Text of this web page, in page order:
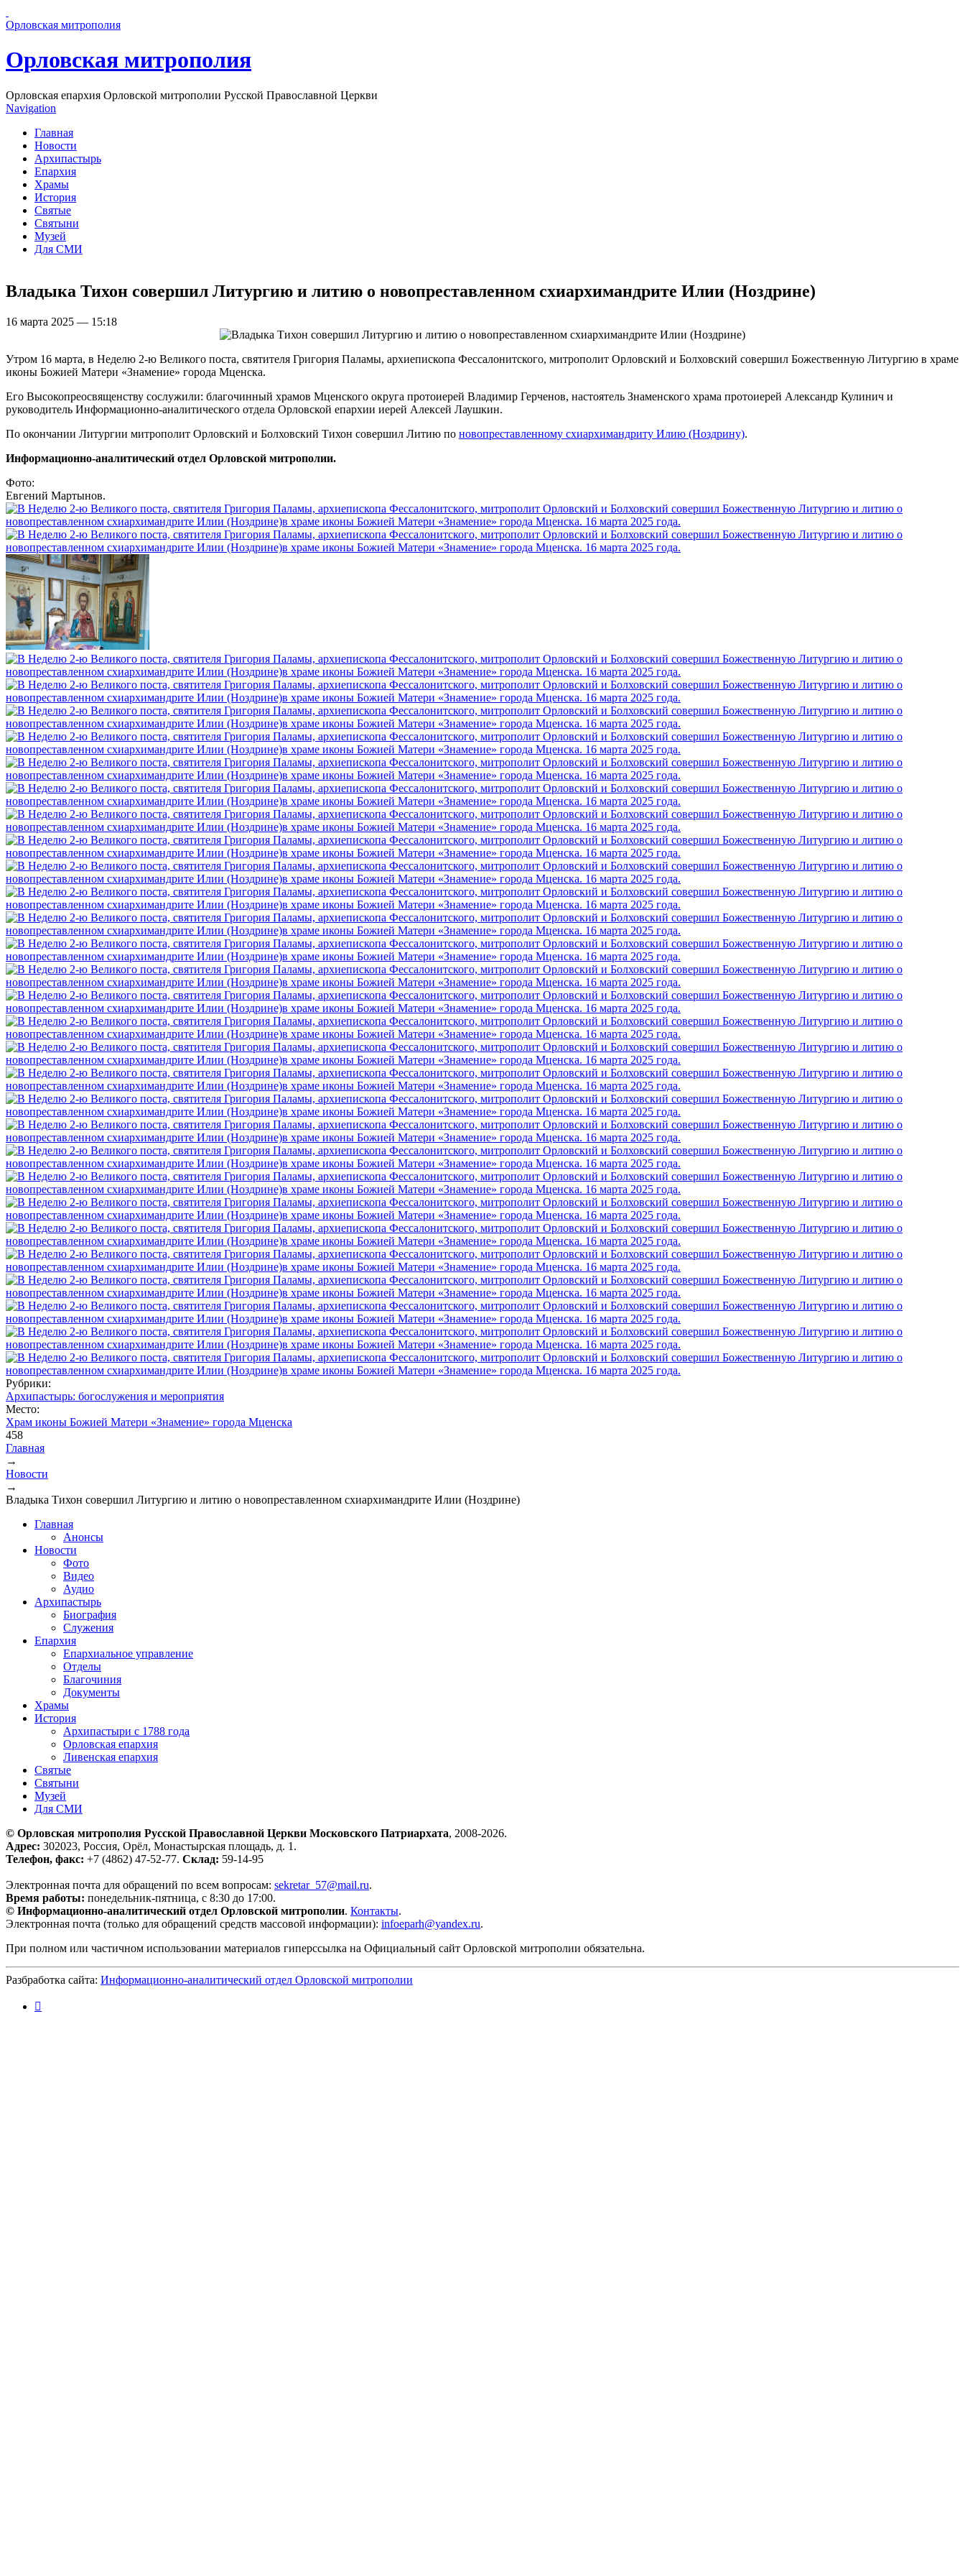
Орловская митрополия
Орловская митрополия
Орловская епархия Орловской митрополии Русской Православной Церкви
Navigation
Главная
Новости
Архипастырь
Епархия
Храмы
История
Святые
Святыни
Музей
Для СМИ
Владыка Тихон совершил Литургию и литию о новопреставленном схиархимандрите Илии (Ноздрине)
16 марта 2025 — 15:18
Утром 16 марта, в Неделю 2-ю Великого поста, святителя Григория Паламы, архиепископа Фессалонитского, митрополит Орловский и Болховский совершил Божественную Литургию в храме
иконы Божией Матери «Знамение» города Мценска.
Его Высокопреосвященству сослужили: благочинный храмов Мценского округа протоиерей Владимир Герченов, настоятель Знаменского храма протоиерей Александр Кулинич и
руководитель Информационно-аналитического отдела Орловской епархии иерей Алексей Лаушкин.
По окончании Литургии митрополит Орловский и Болховский Тихон совершил Литию по новопреставленному схиархимандриту Илию (Ноздрину).
Информационно-аналитический отдел Орловской митрополии.
Фото:
Евгений Мартынов.
Рубрики:
Архипастырь: богослужения и мероприятия
Место:
Храм иконы Божией Матери «Знамение» города Мценска
458
Вы здесь
Главная
→
Новости
→
Владыка Тихон совершил Литургию и литию о новопреставленном схиархимандрите Илии (Ноздрине)
Главная
Анонсы
Новости
Фото
Видео
Аудио
Архипастырь
Биография
Служения
Епархия
Епархиальное управление
Отделы
Благочиния
Документы
Храмы
История
Архипастыри с 1788 года
Орловская епархия
Ливенская епархия
Святые
Святыни
Музей
Для СМИ
© Орловская митрополия Русской Православной Церкви Московского Патриархата, 2008-2026.
Адрес: 302023, Россия, Орёл, Монастырская площадь, д. 1.
Телефон, факс: +7 (4862) 47-52-77. Склад: 59-14-95
Электронная почта для обращений по всем вопросам: sekretar_57@mail.ru.
Время работы: понедельник-пятница, с 8:30 до 17:00.
© Информационно-аналитический отдел Орловской митрополии. Контакты.
Электронная почта (только для обращений средств массовой информации): infoeparh@yandex.ru.
При полном или частичном использовании материалов гиперссылка на Официальный сайт Орловской митрополии обязательна.
Разбработка сайта: Информационно-аналитический отдел Орловской митрополии